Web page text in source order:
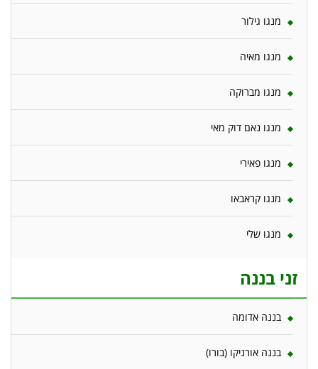
מנגו גילור
מנגו מאיה
מנגו מברוקה
מנגו נאם דוק מאי
מנגו פאירי
מנגו קראבאו
מנגו שלי
זני בננה
בננה אדומה
בננה אורניקו (בורו)